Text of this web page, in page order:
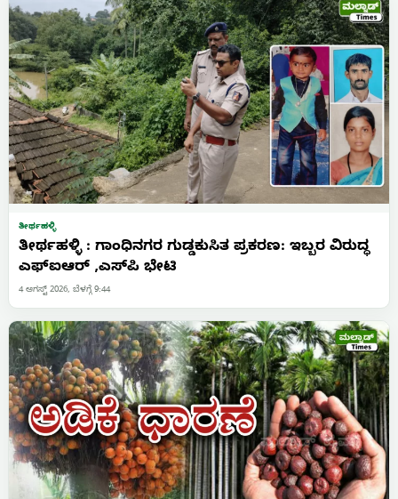
ತೀರ್ಥಹಳ್ಳಿ
ತೀರ್ಥಹಳ್ಳಿ : ಗಾಂಧಿನಗರ ಗುಡ್ಡಕುಸಿತ ಪ್ರಕರಣ: ಇಬ್ಬರ ವಿರುದ್ಧ
ಎಫ್‌ಐಆರ್ ,ಎಸ್‌ಪಿ ಭೇಟಿ
4 ಆಗಸ್ಟ್ 2026, ಬೆಳಗ್ಗೆ 9:44